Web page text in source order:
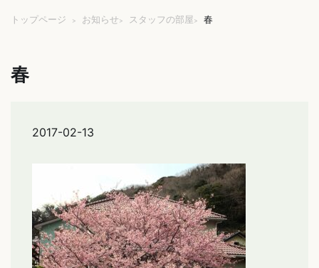
TOP 初めての方へ
クリニック紹介
こころのコラム
トップページ > お知らせ> スタッフの部屋> 春
春
2017-02-13